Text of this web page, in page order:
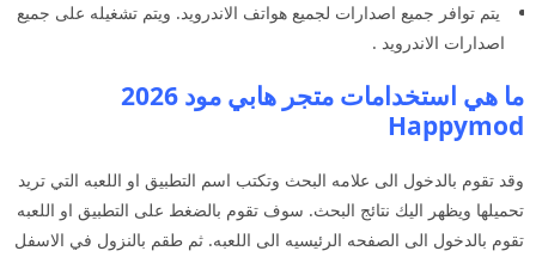
يتم توافر جميع اصدارات لجميع هواتف الاندرويد. ويتم تشغيله على جميع
اصدارات الاندرويد .
ما هي استخدامات متجر هابي مود 2026
Happymod
وقد تقوم بالدخول الى علامه البحث وتكتب اسم التطبيق او اللعبه التي تريد
تحميلها ويظهر اليك نتائج البحث. سوف تقوم بالضغط على التطبيق او اللعبه
تقوم بالدخول الى الصفحه الرئيسيه الى اللعبه. ثم طقم بالنزول في الاسفل